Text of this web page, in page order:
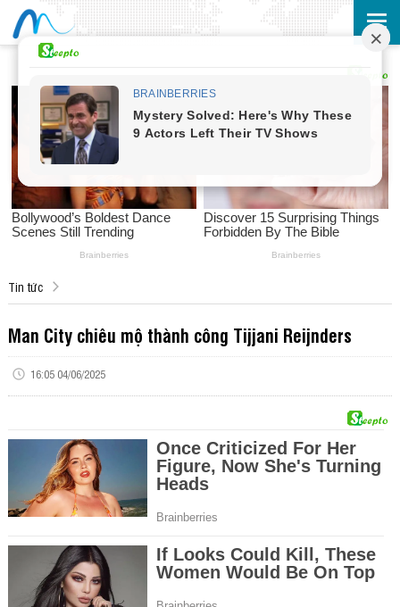
Tin tức
Man City chiêu mộ thành công Tijjani Reijnders
16:05 04/06/2025